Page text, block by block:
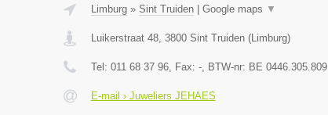
Limburg» Sint Truiden| Google maps ▼
Luikerstraat 48, 3800 Sint Truiden(Limburg)
Tel: 011 68 37 96, Fax: -, BTW-nr: BE 0446.305.809
E-mail › Juweliers JEHAES